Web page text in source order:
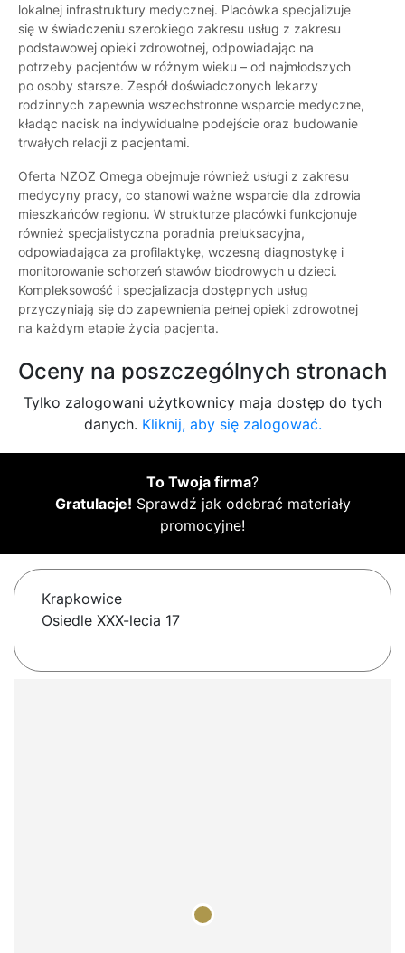
lokalnej infrastruktury medycznej. Placówka specjalizuje
się w świadczeniu szerokiego zakresu usług z zakresu
podstawowej opieki zdrowotnej, odpowiadając na
potrzeby pacjentów w różnym wieku – od najmłodszych
po osoby starsze. Zespół doświadczonych lekarzy
rodzinnych zapewnia wszechstronne wsparcie medyczne,
kładąc nacisk na indywidualne podejście oraz budowanie
trwałych relacji z pacjentami.
Oferta NZOZ Omega obejmuje również usługi z zakresu
medycyny pracy, co stanowi ważne wsparcie dla zdrowia
mieszkańców regionu. W strukturze placówki funkcjonuje
również specjalistyczna poradnia preluksacyjna,
odpowiadająca za profilaktykę, wczesną diagnostykę i
monitorowanie schorzeń stawów biodrowych u dzieci.
Kompleksowość i specjalizacja dostępnych usług
przyczyniają się do zapewnienia pełnej opieki zdrowotnej
na każdym etapie życia pacjenta.
Oceny na poszczególnych stronach
Tylko zalogowani użytkownicy maja dostęp do tych
danych. Kliknij, aby się zalogować.
To Twoja firma?
Gratulacje! Sprawdź jak odebrać materiały
promocyjne!
Krapkowice
Osiedle XXX-lecia 17